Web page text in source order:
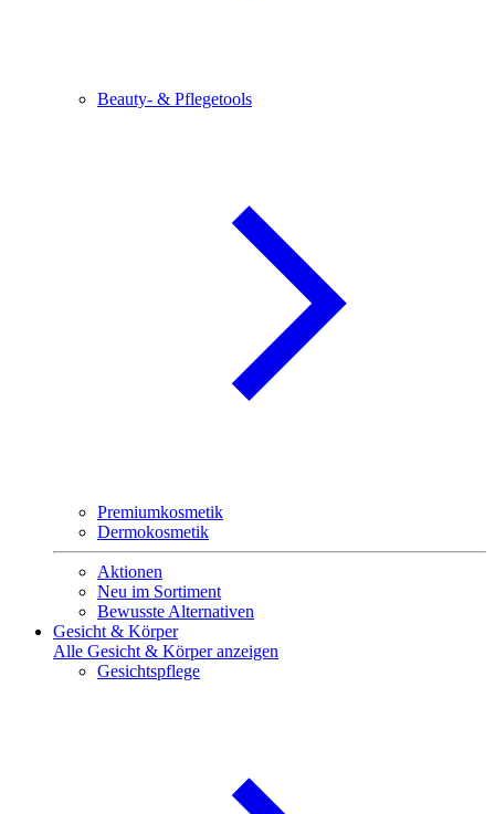
Beauty- & Pflegetools
Premiumkosmetik
Dermokosmetik
Aktionen
Neu im Sortiment
Bewusste Alternativen
Gesicht & Körper
Alle Gesicht & Körper anzeigen
Gesichtspflege